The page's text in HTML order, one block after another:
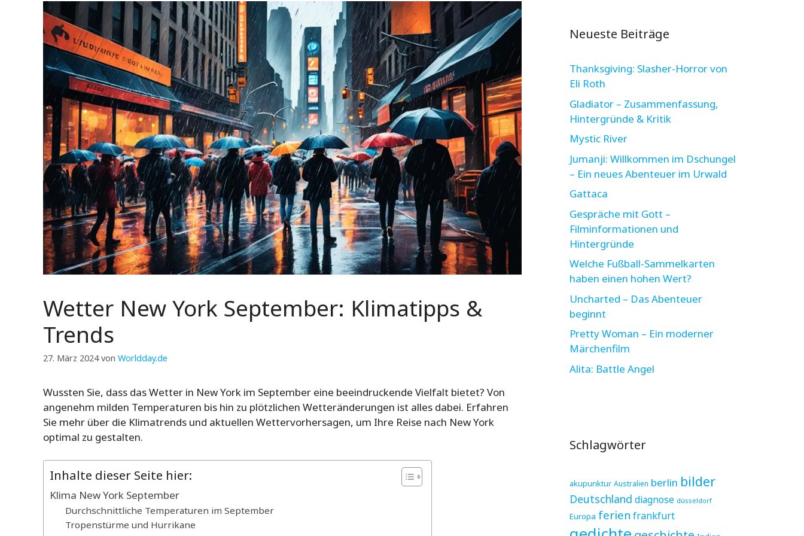
Wetter New York September: Klimatipps &
Trends
27. März 2024 von Worldday.de
Wussten Sie, dass das Wetter in New York im September eine beeindruckende Vielfalt bietet? Von
angenehm milden Temperaturen bis hin zu plötzlichen Wetteränderungen ist alles dabei. Erfahren
Sie mehr über die Klimatrends und aktuellen Wettervorhersagen, um Ihre Reise nach New York
optimal zu gestalten.
Inhalte dieser Seite hier:
Klima New York September
Durchschnittliche Temperaturen im September
Tropenstürme und Hurrikane
Neueste Beiträge
Thanksgiving: Slasher-Horror von
Eli Roth
Gladiator – Zusammenfassung,
Hintergründe & Kritik
Mystic River
Jumanji: Willkommen im Dschungel
– Ein neues Abenteuer im Urwald
Gattaca
Gespräche mit Gott –
Filminformationen und
Hintergründe
Welche Fußball-Sammelkarten
haben einen hohen Wert?
Uncharted – Das Abenteuer
beginnt
Pretty Woman – Ein moderner
Märchenfilm
Alita: Battle Angel
Schlagwörter
akupunktur Australien berlin bilder
Deutschland diagnose düsseldorf
Europa ferien frankfurt